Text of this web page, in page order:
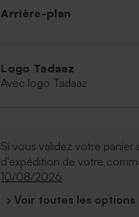
Arrière-plan
Logo Tadaaz
Avec logo Tadaaz
Si vous validez votre panier
d'expédition de votre
10/08/2026
› Voir toutes les options